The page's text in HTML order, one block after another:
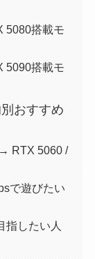
5080搭載モ
5090搭載モ
おすすめ
RTX 5060 /
で遊びたい
指したい人